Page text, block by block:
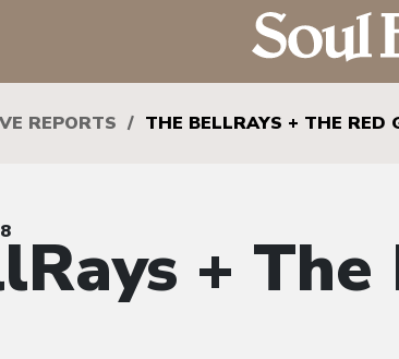
REPORTS / THE BELLRAYS + THE RED
+